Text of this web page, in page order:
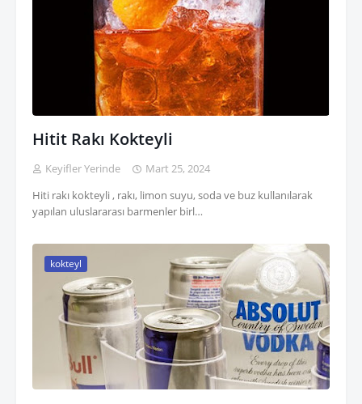
Hitit Rakı Kokteyli
Keyifler Yerinde
Mart 25, 2024
Hiti rakı kokteyli , rakı, limon suyu, soda ve buz kullanılarak
yapılan uluslararası barmenler birl…
kokteyl